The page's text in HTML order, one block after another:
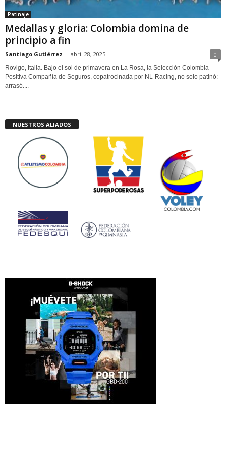
Patinaje
Medallas y gloria: Colombia domina de
principio a fin
Santiago Gutiérrez - abril 28, 2025 0
Rovigo, Italia. Bajo el sol de primavera en La Rosa, la Selección Colombia
Positiva Compañía de Seguros, copatrocinada por NL-Racing, no solo patinó:
arrasó....
NUESTROS ALIADOS